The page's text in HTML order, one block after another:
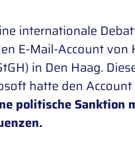
internationale
E-Mail-Account von
in Den Haag.
hatte den
politische Sanktion